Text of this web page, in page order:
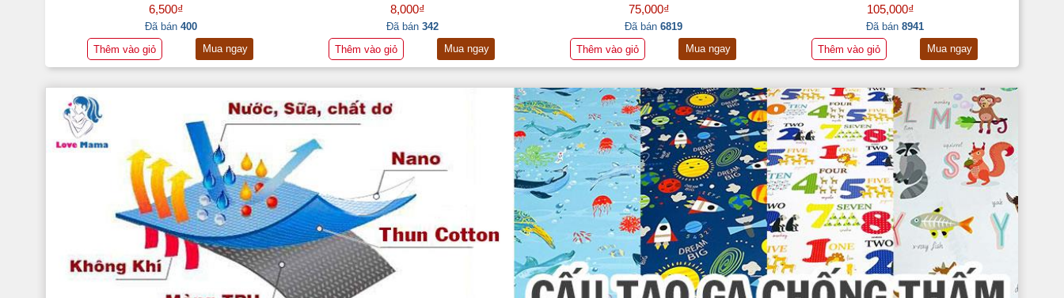
6,500₫
Đã bán 400
Thêm vào giỏ
Mua ngay
8,000₫
Đã bán 342
Thêm vào giỏ
Mua ngay
75,000₫
Đã bán 6819
Thêm vào giỏ
Mua ngay
105,000₫
Đã bán 8941
Thêm vào giỏ
Mua ngay